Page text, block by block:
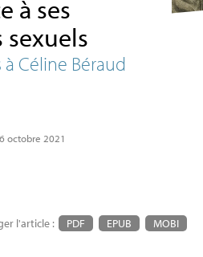
à ses
Céline Béraud
octobre 2021
l'article : PDF EPUB MOBI